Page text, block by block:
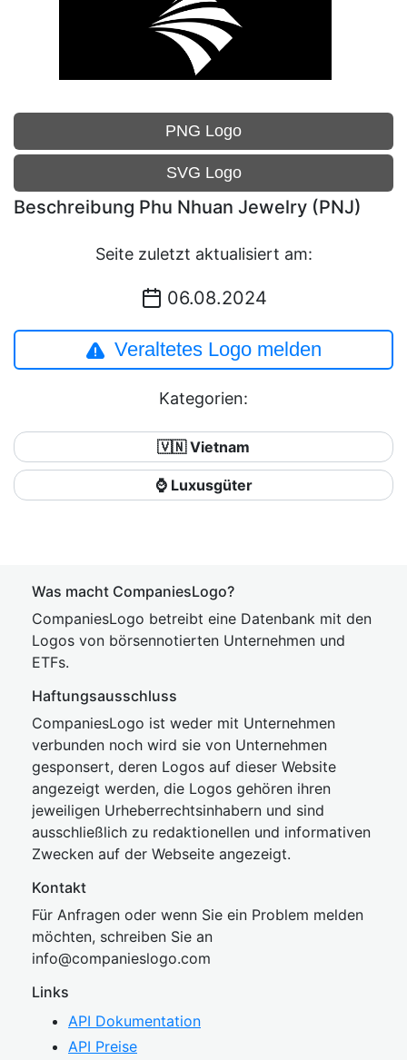
PNG Logo
SVG Logo
Beschreibung Phu Nhuan Jewelry (PNJ)
Seite zuletzt aktualisiert am:
06.08.2024
Veraltetes Logo melden
Kategorien:
🇻🇳 Vietnam
⌚ Luxusgüter
Was macht CompaniesLogo?
CompaniesLogo betreibt eine Datenbank mit den
Logos von börsennotierten Unternehmen und
ETFs.
Haftungsausschluss
CompaniesLogo ist weder mit Unternehmen
verbunden noch wird sie von Unternehmen
gesponsert, deren Logos auf dieser Website
angezeigt werden, die Logos gehören ihren
jeweiligen Urheberrechtsinhabern und sind
ausschließlich zu redaktionellen und informativen
Zwecken auf der Webseite angezeigt.
Kontakt
Für Anfragen oder wenn Sie ein Problem melden
möchten, schreiben Sie an
info@companieslogo.com
Links
API Dokumentation
API Preise